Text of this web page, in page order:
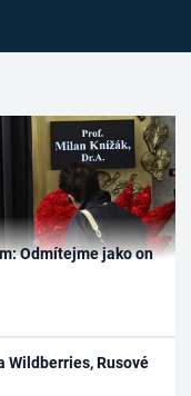
Odmítejme jako on
Wildberries, Rusové